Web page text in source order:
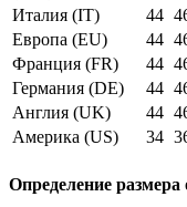
Италия (IT)
44
Европа (EU)
44
Франция (FR)
44
Германия (DE)
44
Англия (UK)
44
Америка (US)
34
Определение